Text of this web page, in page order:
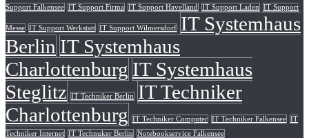
Support Falkensee IT Support Firma IT Support Havelland IT Support Laden IT Support
Messe IT Support Werkstatt IT Support Wilmersdorf
IT Systemhaus
Berlin IT Systemhaus
Charlottenburg IT Systemhaus
Steglitz
IT Techniker Berlin
IT Techniker
Charlottenburg
IT Techniker Computer IT Techniker Falkensee IT
Techniker Internet IT Technuker Berlin Notebookservice Falkensee